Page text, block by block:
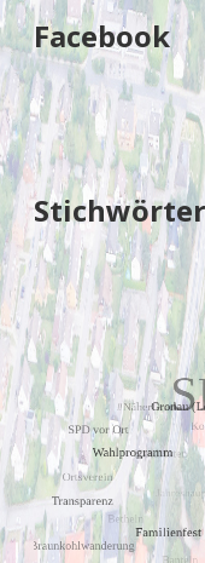
Facebook
Stichwörter